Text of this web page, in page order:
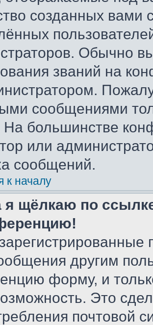
созданных
Обычно
званий на
сообщениями
На большинстве
или
сообщений.
к началу
я щёлкаю по
другим
форму, и
Это
почтовой